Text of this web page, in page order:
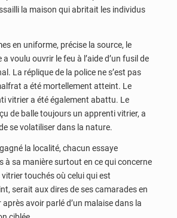
la maison qui abritait les individus
en uniforme, précise la source, le
voulu ouvrir le feu à l’aide d’un fusil de
La réplique de la police ne s’est pas
a été mortellement atteint. Le
vitrier a été également abattu. Le
de balle toujours un apprenti vitrier, a
se volatiliser dans la nature.
la localité, chacun essaye
à sa manière surtout en ce qui concerne
touchés où celui qui est
serait aux dires de ses camarades en
avoir parlé d’un malaise dans la